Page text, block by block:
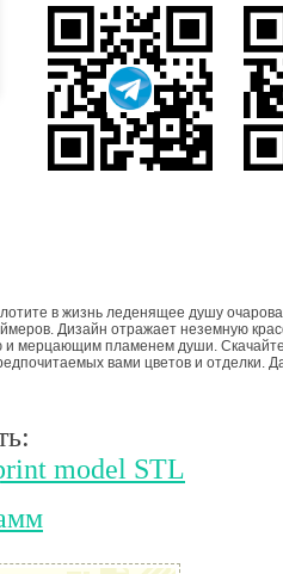
в жизнь леденящее душу
Дизайн отражает неземную
мерцающим пламенем души.
вами цветов и отделки.
model STL